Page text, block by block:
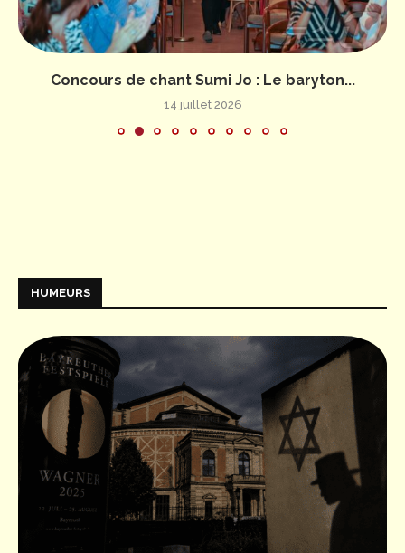
Concours de chant Sumi Jo : Le baryton...
14 juillet 2026
HUMEURS